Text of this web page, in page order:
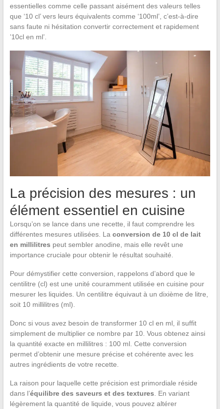
essentielles comme celle passant aisément des valeurs telles
que ‘10 cl’ vers leurs équivalents comme ‘100ml’, c’est-à-dire
sans faute ni hésitation convertir correctement et rapidement
’10cl en ml’.
La précision des mesures : un
élément essentiel en cuisine
Lorsqu’on se lance dans une recette, il faut comprendre les
différentes mesures utilisées. La conversion de 10 cl de lait
en millilitres peut sembler anodine, mais elle revêt une
importance cruciale pour obtenir le résultat souhaité.
Pour démystifier cette conversion, rappelons d’abord que le
centilitre (cl) est une unité couramment utilisée en cuisine pour
mesurer les liquides. Un centilitre équivaut à un dixième de litre,
soit 10 millilitres (ml).
Donc si vous avez besoin de transformer 10 cl en ml, il suffit
simplement de multiplier ce nombre par 10. Vous obtenez ainsi
la quantité exacte en millilitres : 100 ml. Cette conversion
permet d’obtenir une mesure précise et cohérente avec les
autres ingrédients de votre recette.
La raison pour laquelle cette précision est primordiale réside
dans l’équilibre des saveurs et des textures . En variant
légèrement la quantité de liquide, vous pouvez altérer